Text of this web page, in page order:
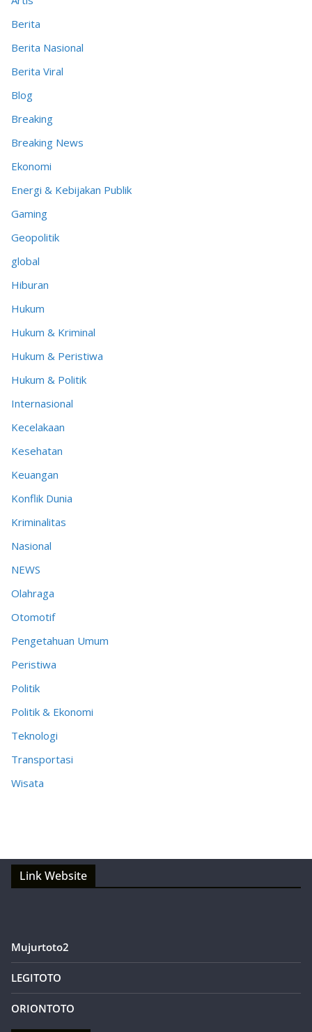
Berita
Berita Nasional
Berita Viral
Blog
Breaking
Breaking News
Ekonomi
Energi & Kebijakan Publik
Gaming
Geopolitik
global
Hiburan
Hukum
Hukum & Kriminal
Hukum & Peristiwa
Hukum & Politik
Internasional
Kecelakaan
Kesehatan
Keuangan
Konflik Dunia
Kriminalitas
Nasional
NEWS
Olahraga
Otomotif
Pengetahuan Umum
Peristiwa
Politik
Politik & Ekonomi
Teknologi
Transportasi
Wisata
Link Website
Mujurtoto2
LEGITOTO
ORIONTOTO